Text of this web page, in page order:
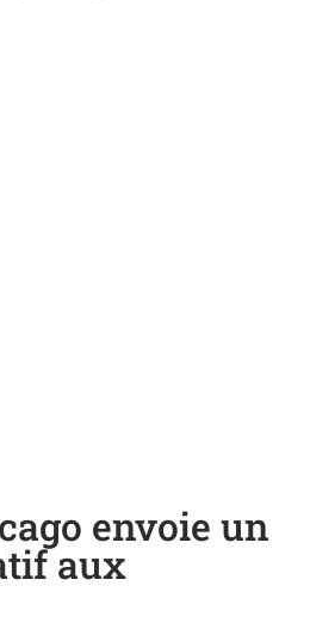
envoie un
aux